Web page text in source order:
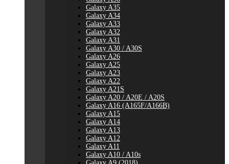
Galaxy A35
Galaxy A34
Galaxy A33
Galaxy A32
Galaxy A31
Galaxy A30 / A30S
Galaxy A26
Galaxy A25
Galaxy A23
Galaxy A22
Galaxy A21S
Galaxy A20 / A20E / A20S
Galaxy A16 (A165F/A166B)
Galaxy A15
Galaxy A14
Galaxy A13
Galaxy A12
Galaxy A11
Galaxy A10 / A10s